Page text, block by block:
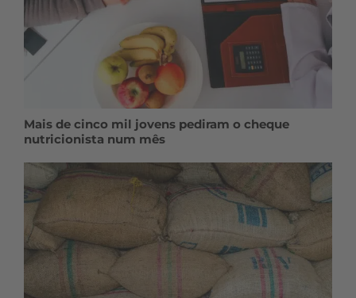
Mais de cinco mil jovens pediram o cheque
nutricionista num mês